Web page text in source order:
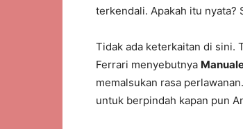
terkendali. Apakah itu nyata?
Tidak ada keterkaitan di sini.
Ferrari menyebutnya
memalsukan rasa
untuk berpindah kapan pun